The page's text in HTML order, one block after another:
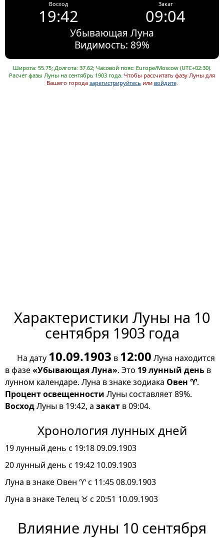
Восход
19:42
Закат
09:04
Убывающая Луна
Видимость: 89%
Широта: 55.75; Долгота: 37.62; Часовой пояс: Europe/Moscow (UTC+02:30).
Расчет фазы Луны на сентябрь 1903 года. Чтобы рассчитать фазу Луны для
Вашего города зарегистрируйтесь или войдите.
Характеристики Луны на 10
сентября 1903 года
На дату 10.09.1903 в 12:00 Луна находится
в фазе«Убывающая Луна». Это 19 лунный день в
лунном календаре. Луна в знаке зодиака Овен ♈.
Процент освещенности Луны составляет 89%.
ВосходЛуны в 19:42, а закат в 09:04.
Хронология лунных дней
19 лунный день с 19:18 09.09.1903
20 лунный день с 19:42 10.09.1903
Луна в знаке Овен ♈ с 11:45 08.09.1903
Луна в знаке Телец ♉ с 20:51 10.09.1903
Влияние луны 10 сентября